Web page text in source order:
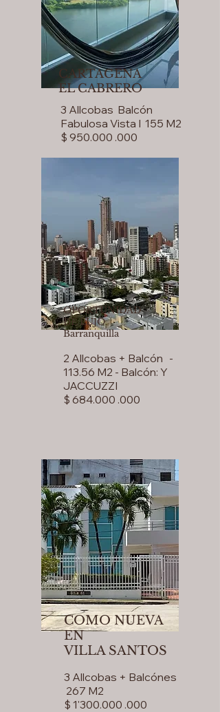
CARTAGENA
EL CABRERO
3 Allcobas Balcón
Fabulosa Vista I 155 M2
$ 950.000 .000
OPORTUNIDAD
DE LUJO
Barranquilla
2 Allcobas + Balcón -
113.56 M2 - Balcón: Y
JACCUZZI
$ 684.000 .000
COMO NUEVA
EN
VILLA SANTOS
3 Allcobas + Balcónes
267 M2
$ 1'300.000 .000